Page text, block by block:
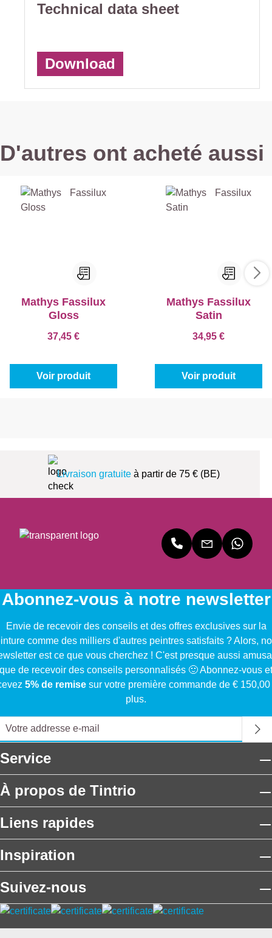
Technical data sheet
Download
D'autres ont acheté aussi
Mathys Fassilux
Gloss
37,45 €
Voir produit
Mathys Fassilux
Satin
34,95 €
Voir produit
Livraison gratuiteà partir de 75 € (BE)
Abonnez-vous à notre newsletter
Envie de recevoir des conseils et des offres exclusives sur la
comme des milliers d'autres peintres satisfaits ? Alors,
est ce que vous cherchez ! C'est presque aussi
que de recevoir des conseils personnalisés 🙂 Abonnez-vous et
5% de remise sur votre première commande de € 150,00
plus.
Service
À propos de Tintrio
Liens rapides
Inspiration
Suivez-nous